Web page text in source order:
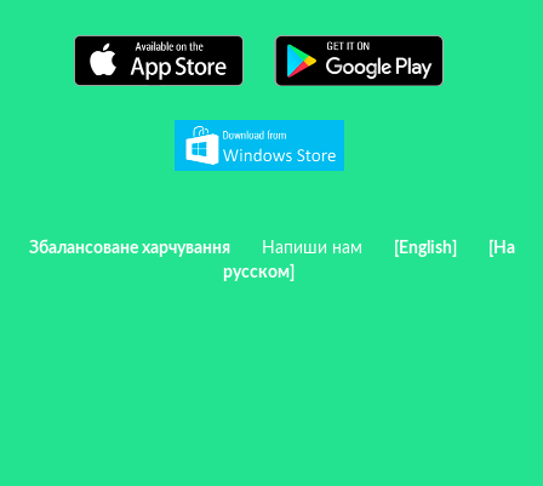
Збалансоване харчування Напиши нам [English]
[На
русском]